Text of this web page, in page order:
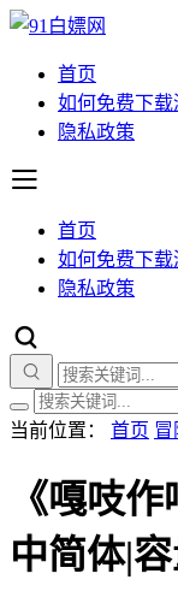
首页
如何免费下载
隐私政策
首页
如何免费下载
隐私政策
当前位置： 首页 冒
《嘎吱
中简体|